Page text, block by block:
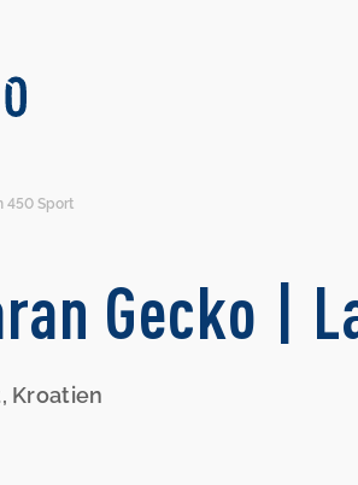
450 Sport
Gecko |
Kroatien